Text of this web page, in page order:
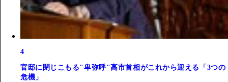
4
官邸に閉じこもる"卑弥呼"高市首相がこれから迎える「3つの
危機」